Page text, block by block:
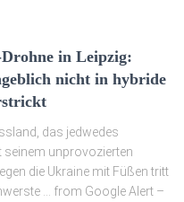
in Leipzig:
nicht in hybride
das jedwedes
seinem unprovozierten
die Ukraine mit Füßen tritt
… from Google Alert –